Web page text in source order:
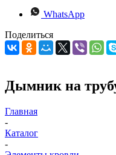
WhatsApp
Поделиться
Дымник на
Главная
-
Каталог
-